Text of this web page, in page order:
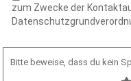
zum Zwecke der
Bitte beweise, dass du kein